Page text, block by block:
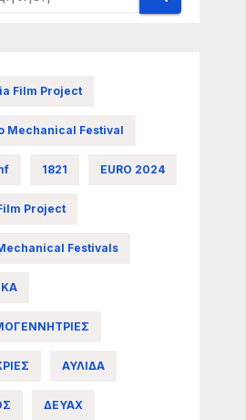
Film Project
Mechanical Festival
1821 EURO 2024
Project
Festivals
ΑΥΛΙΔΑ
ΔΕΥΑΧ